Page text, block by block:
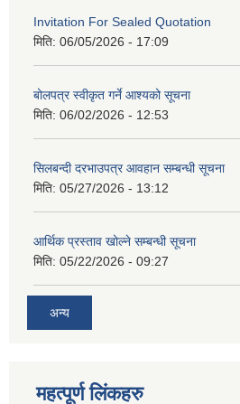
Invitation For Sealed Quotation
मिति: 06/05/2026 - 17:09
बोलपत्र स्वीकृत गर्ने आश्यको सूचना
मिति: 06/02/2026 - 12:53
सिलबन्दी दरभाउपत्र आवहान सम्बन्धी सूचना
मिति: 05/27/2026 - 13:12
आर्थिक प्रस्ताव खोल्ने सम्बन्धी सूचना
मिति: 05/22/2026 - 09:27
अन्य
महत्पूर्ण लिंकहरु